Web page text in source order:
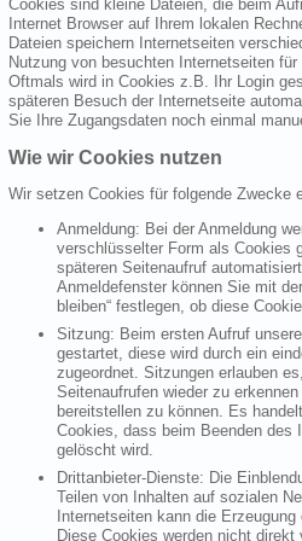
Cookies sind kleine Dateien, die beim
Internet Browser auf Ihrem lokalen
Dateien speichern Internetseiten
Nutzung von besuchten Internetseiten
Oftmals wird in Cookies z.B. Ihr Login
späteren Besuch der Internetseite
Sie Ihre Zugangsdaten noch einmal
Wie wir Cookies nutzen
Wir setzen Cookies für folgende Zwecke
Anmeldung: Bei der Anmeldung
verschlüsselter Form als Cookies
späteren Seitenaufruf
Anmeldefenster können Sie mit
bleiben“ festlegen, ob diese
Sitzung: Beim ersten Aufruf
gestartet, diese wird durch ein
zugeordnet. Sitzungen erlauben
Seitenaufrufen wieder zu
bereitstellen zu können. Es
Cookies, dass beim Beenden des
gelöscht wird.
Drittanbieter-Dienste: Die
Teilen von Inhalten auf sozialen
Internetseiten kann die
Diese Cookies werden nicht